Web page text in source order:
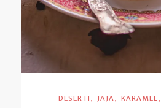
DESERTI , JAJA , KARAMEL ,